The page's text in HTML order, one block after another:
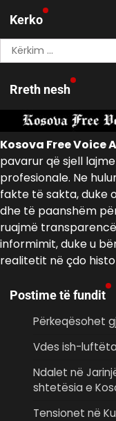
Kerko
Kërko
për:
Rreth nesh
Kosova Free Voice
pavarur që sjell
profesionale. Ne
fakte të sakta, duke
dhe të paanshëm
ruajmë
informimit, duke u
realitetit në çdo
Postime të fundit
Përkeqësohet
Vdes ish-
Ndalet në
shtetësia e
Tensionet në